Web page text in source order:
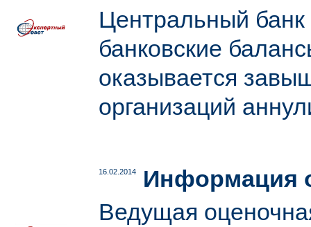
Центральный
банковские
оказывается
организаций
16.02.2014
Информация
Ведущая